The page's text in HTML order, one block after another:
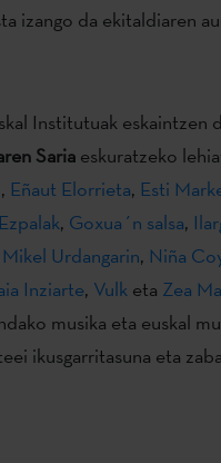
izango da ekitaldiaren
Institutuak eskaintzen
Saria eskuratzeko
, Eñaut Elorrieta, Esti
Ezpalak, Goxua´n salsa,
Mikel Urdangarin, Niña
Inziarte, Vulk eta Zea
musika eta euskal
ikusgarritasuna eta